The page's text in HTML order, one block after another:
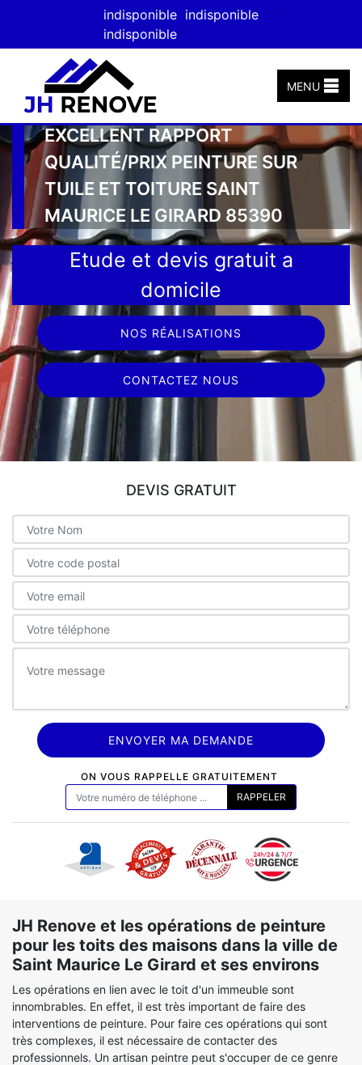
indisponible indisponible
indisponible
MENU
EXCELLENT RAPPORT
QUALITÉ/PRIX PEINTURE SUR
TUILE ET TOITURE SAINT
MAURICE LE GIRARD 85390
Etude et devis gratuit a
domicile
NOS RÉALISATIONS
CONTACTEZ NOUS
DEVIS GRATUIT
ON VOUS RAPPELLE GRATUITEMENT
JH Renove et les opérations de peinture
pour les toits des maisons dans la ville de
Saint Maurice Le Girard et ses environs
Les opérations en lien avec le toit d'un immeuble sont
innombrables. En effet, il est très important de faire des
interventions de peinture. Pour faire ces opérations qui sont
très complexes, il est nécessaire de contacter des
professionnels. Un artisan peintre peut s'occuper de ce genre